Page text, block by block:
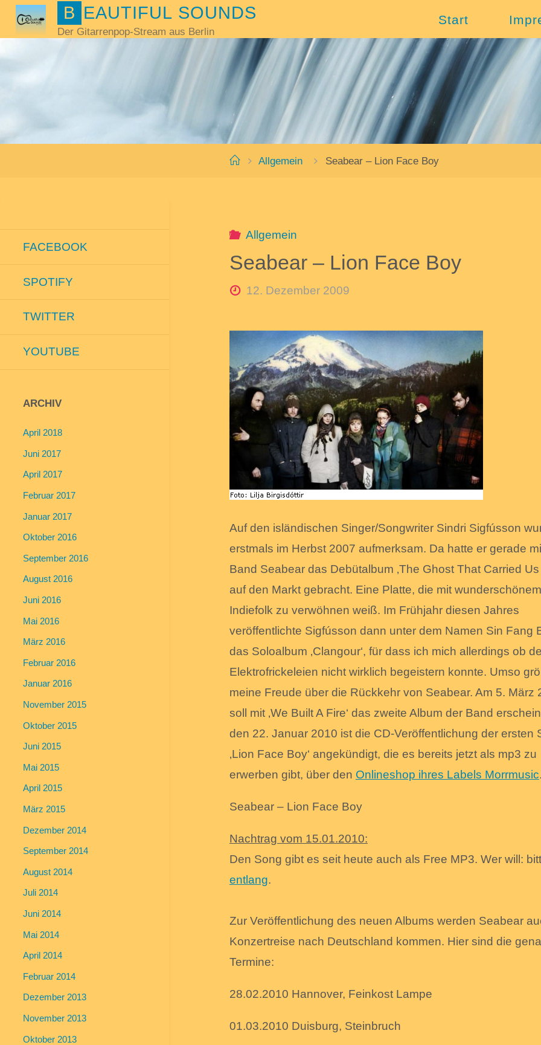
Skip
B EAUTIFUL SOUNDS
Der Gitarrenpop-Stream aus Berlin
Start
HomeAllgemein Seabear – Lion Face Boy
Allgemein
Seabear – Lion Face Boy
12. Dezember 2009
Auf den isländischen Singer/Songwriter Sindri Sigfússon
erstmals im Herbst 2007 aufmerksam. Da hatte er gerade
Band Seabear das Debütalbum ‚The Ghost That Carried Us
auf den Markt gebracht. Eine Platte, die mit wunderschönem
Indiefolk zu verwöhnen weiß. Im Frühjahr diesen Jahres
veröffentlichte Sigfússon dann unter dem Namen Sin Fang
das Soloalbum ‚Clangour‘, für dass ich mich allerdings ob
Elektrofrickeleien nicht wirklich begeistern konnte. Umso
meine Freude über die Rückkehr von Seabear. Am 5. März
soll mit ‚We Built A Fire‘ das zweite Album der Band
den 22. Januar 2010 ist die CD-Veröffentlichung der ersten
‚Lion Face Boy‘ angekündigt, die es bereits jetzt als mp3 zu
erwerben gibt, über den Onlineshop ihres Labels Morrmusic
Seabear – Lion Face Boy
Nachtrag vom 15.01.2010:
Den Song gibt es seit heute auch als Free MP3. Wer will:
entlang.
Zur Veröffentlichung des neuen Albums werden Seabear
Konzertreise nach Deutschland kommen. Hier sind die
Termine:
28.02.2010 Hannover, Feinkost Lampe
01.03.2010 Duisburg, Steinbruch
FACEBOOK
SPOTIFY
TWITTER
YOUTUBE
ARCHIV
April 2018
Juni 2017
April 2017
Februar 2017
Januar 2017
Oktober 2016
September 2016
August 2016
Juni 2016
Mai 2016
März 2016
Februar 2016
Januar 2016
November 2015
Oktober 2015
Juni 2015
Mai 2015
April 2015
März 2015
Dezember 2014
September 2014
August 2014
Juli 2014
Juni 2014
Mai 2014
April 2014
Februar 2014
Dezember 2013
November 2013
Oktober 2013